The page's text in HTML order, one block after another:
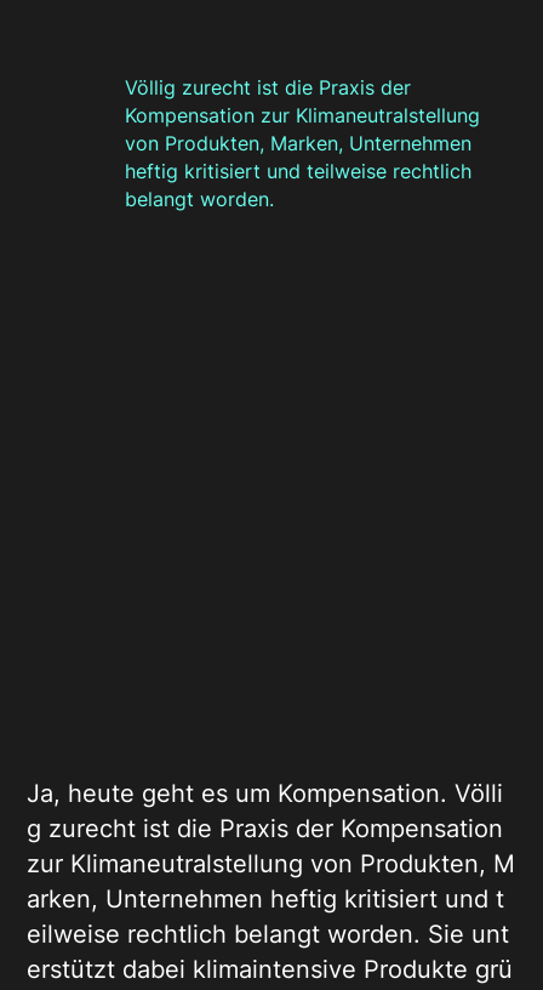
Völlig zurecht ist die Praxis der
Kompensation zur Klimaneutralstellung
von Produkten, Marken, Unternehmen
heftig kritisiert und teilweise rechtlich
belangt worden.
Ja, heute geht es um Kompensation. Völli
g zurecht ist die Praxis der Kompensation
zur Klimaneutralstellung von Produkten, M
arken, Unternehmen heftig kritisiert und t
eilweise rechtlich belangt worden. Sie unt
erstützt dabei klimaintensive Produkte grü